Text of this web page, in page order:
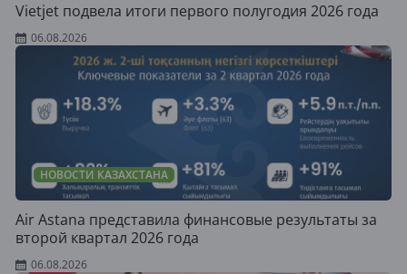
Vietjet подвела итоги первого полугодия 2026 года
06.08.2026
НОВОСТИ КАЗАХСТАНА
Air Astana представила финансовые результаты за
второй квартал 2026 года
06.08.2026